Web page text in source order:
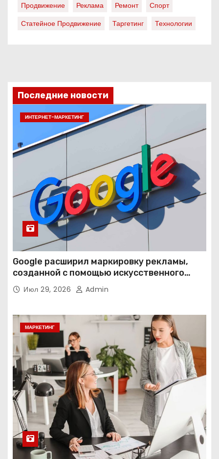
Продвижение
Реклама Ремонт
Спорт
Статейное Продвижение
Таргетинг Технологии
Последние новости
ИНТЕРНЕТ-МАРКЕТИНГ
Google расширил маркировку рекламы,
созданной с помощью искусственного
интеллекта
Июл 29, 2026 Admin
МАРКЕТИНГ